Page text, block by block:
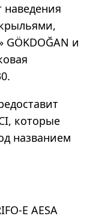
наведения
GÖKDOĞAN и
которые
названием
E AESA